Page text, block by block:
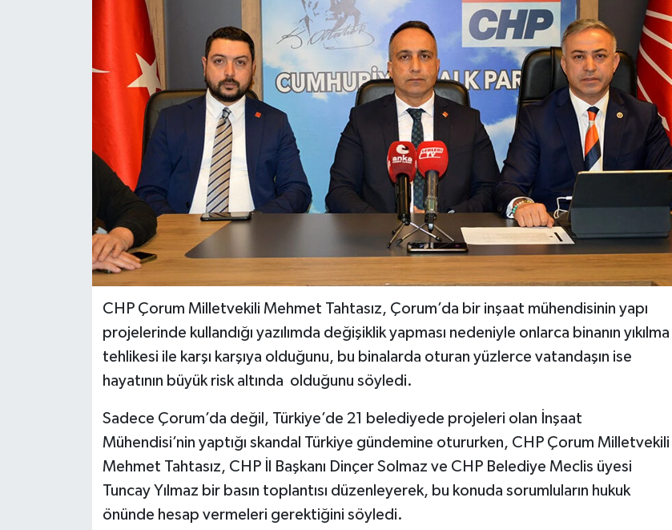
CHP Çorum Milletvekili Mehmet Tahtasız, Çorum’da bir inşaat mühendisinin yapı
projelerinde kullandığı yazılımda değişiklik yapması nedeniyle onlarca binanın yıkılma
tehlikesi ile karşı karşıya olduğunu, bu binalarda oturan yüzlerce vatandaşın ise
hayatının büyük risk altında olduğunu söyledi.
Sadece Çorum’da değil, Türkiye’de 21 belediyede projeleri olan İnşaat
Mühendisi’nin yaptığı skandal Türkiye gündemine otururken, CHP Çorum Milletvekili
Mehmet Tahtasız, CHP İl Başkanı Dinçer Solmaz ve CHP Belediye Meclis üyesi
Tuncay Yılmaz bir basın toplantısı düzenleyerek, bu konuda sorumluların hukuk
önünde hesap vermeleri gerektiğini söyledi.
OTOPARK